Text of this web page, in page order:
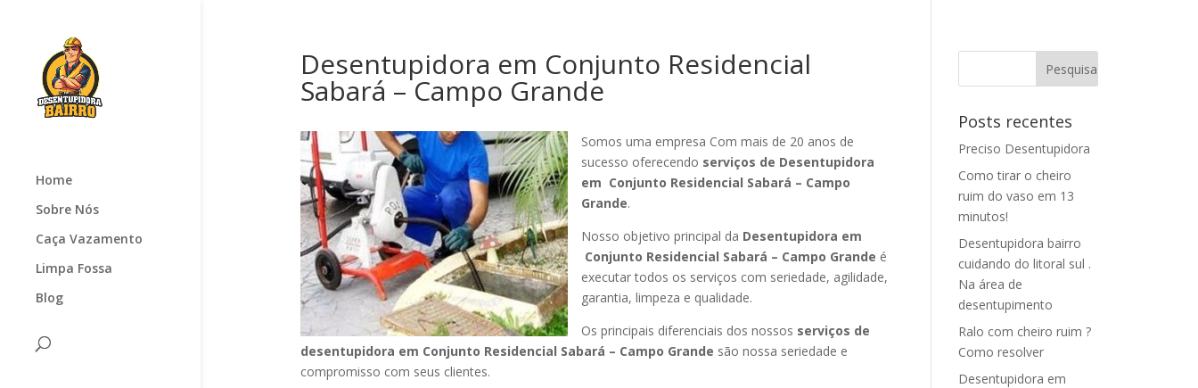
Home
Sobre Nós
Caça Vazamento
Limpa Fossa
Blog
Desentupidora em Conjunto Residencial
Sabará – Campo Grande
Somos uma empresa Com mais de 20 anos de
sucesso oferecendo serviços de Desentupidora
em Conjunto Residencial Sabará – Campo
Grande.
Nosso objetivo principal da Desentupidora em
Conjunto Residencial Sabará – Campo Grande é
executar todos os serviços com seriedade, agilidade,
garantia, limpeza e qualidade.
Os principais diferenciais dos nossos serviços de
desentupidora em Conjunto Residencial Sabará – Campo Grande são nossa seriedade e
compromisso com seus clientes.
Posts recentes
Preciso Desentupidora
Como tirar o cheiro
ruim do vaso em 13
minutos!
Desentupidora bairro
cuidando do litoral sul .
Na área de
desentupimento
Ralo com cheiro ruim ?
Como resolver
Desentupidora em